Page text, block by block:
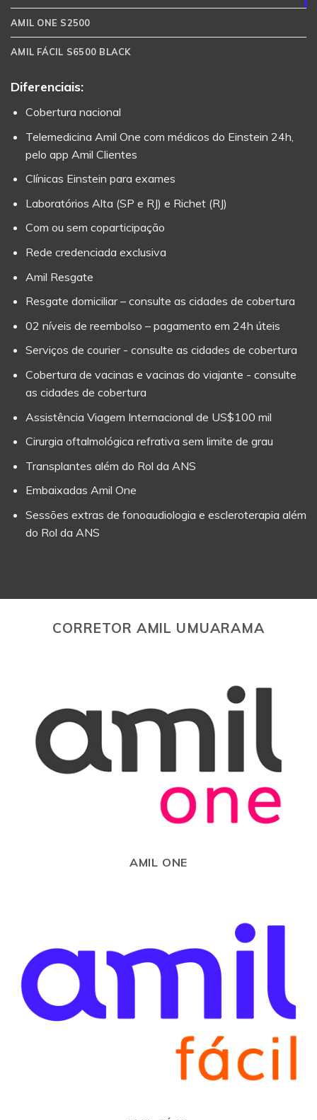
AMIL ONE S2500
AMIL FÁCIL S6500 BLACK
Diferenciais:
Cobertura nacional
Telemedicina Amil One com médicos do Einstein 24h,
pelo app Amil Clientes
Clínicas Einstein para exames
Laboratórios Alta (SP e RJ) e Richet (RJ)
Com ou sem coparticipação
Rede credenciada exclusiva
Amil Resgate
Resgate domiciliar – consulte as cidades de cobertura
02 níveis de reembolso – pagamento em 24h úteis
Serviços de courier - consulte as cidades de cobertura
Cobertura de vacinas e vacinas do viajante - consulte
as cidades de cobertura
Assistência Viagem Internacional de US$100 mil
Cirurgia oftalmológica refrativa sem limite de grau
Transplantes além do Rol da ANS
Embaixadas Amil One
Sessões extras de fonoaudiologia e escleroterapia além
do Rol da ANS
CORRETOR AMIL UMUARAMA
AMIL ONE